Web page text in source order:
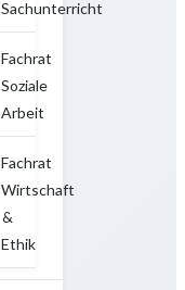
Sachunterricht
Fachrat
Soziale
Arbeit
Fachrat
Wirtschaft
&
Ethik